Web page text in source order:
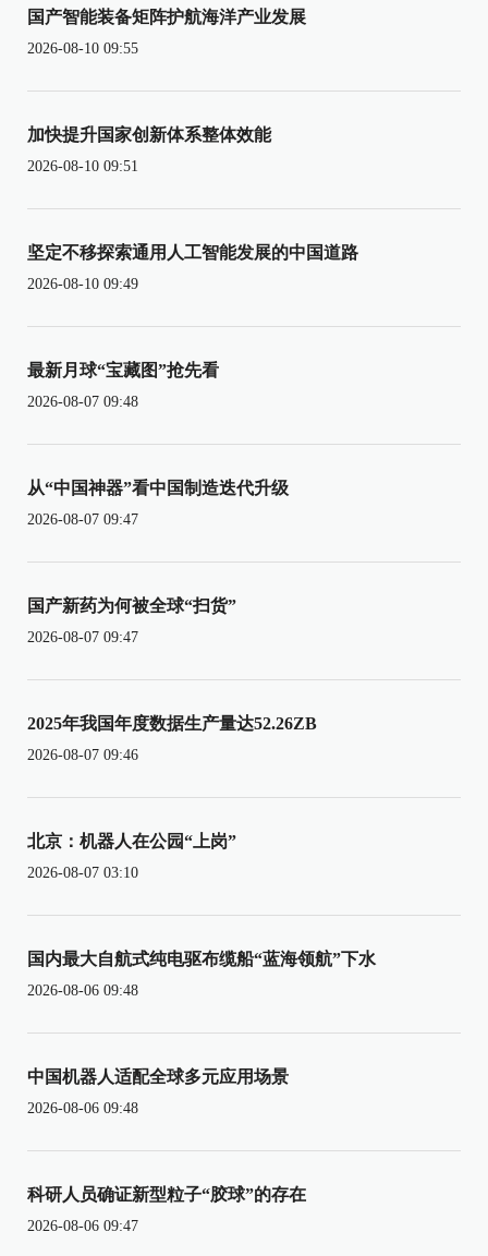
国产智能装备矩阵护航海洋产业发展
2026-08-10 09:55
加快提升国家创新体系整体效能
2026-08-10 09:51
坚定不移探索通用人工智能发展的中国道路
2026-08-10 09:49
最新月球“宝藏图”抢先看
2026-08-07 09:48
从“中国神器”看中国制造迭代升级
2026-08-07 09:47
国产新药为何被全球“扫货”
2026-08-07 09:47
2025年我国年度数据生产量达52.26ZB
2026-08-07 09:46
北京：机器人在公园“上岗”
2026-08-07 03:10
国内最大自航式纯电驱布缆船“蓝海领航”下水
2026-08-06 09:48
中国机器人适配全球多元应用场景
2026-08-06 09:48
科研人员确证新型粒子“胶球”的存在
2026-08-06 09:47